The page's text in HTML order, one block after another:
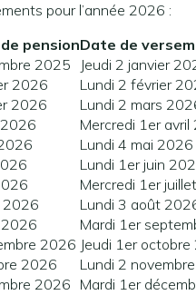
pour l’année 2026 :
pensionDate de
2025
Jeudi 2 janvier
2026
Lundi 2 février
2026
Lundi 2 mars
Mercredi 1er
Lundi 4 mai 2026
Lundi 1er juin
Mercredi 1er
2026
Lundi 3 août
Mardi 1er
2026 Jeudi 1er
2026
Lundi 2
2026 Mardi 1er